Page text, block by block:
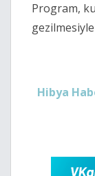
Program,
Hibya